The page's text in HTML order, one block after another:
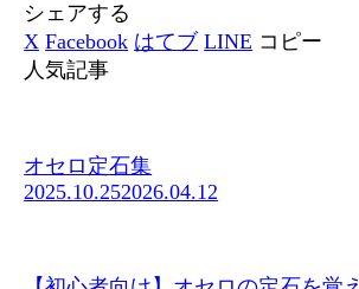
シェアする
X Facebook はてブ LINE コピー
人気記事
オセロ定石集
2025.10.252026.04.12